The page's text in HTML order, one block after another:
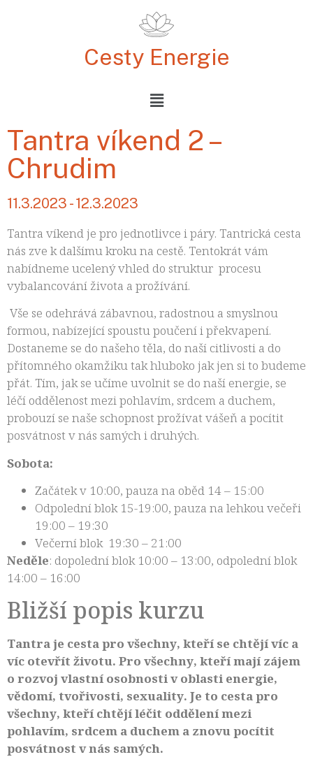
Cesty Energie
Tantra víkend 2 –
Chrudim
11.3.2023 - 12.3.2023
Tantra víkend je pro jednotlivce i páry. Tantrická cesta
nás zve k dalšímu kroku na cestě. Tentokrát vám
nabídneme ucelený vhled do struktur procesu
vybalancování života a prožívání.
Vše se odehrává zábavnou, radostnou a smyslnou
formou, nabízející spoustu poučení i překvapení.
Dostaneme se do našeho těla, do naší citlivosti a do
přítomného okamžiku tak hluboko jak jen si to budeme
přát. Tím, jak se učíme uvolnit se do naší energie, se
léčí oddělenost mezi pohlavím, srdcem a duchem,
probouzí se naše schopnost prožívat vášeň a pocítit
posvátnost v nás samých i druhých.
Sobota:
Začátek v 10:00, pauza na oběd 14 – 15:00
Odpolední blok 15-19:00, pauza na lehkou večeři
19:00 – 19:30
Večerní blok 19:30 – 21:00
Neděle: dopolední blok 10:00 – 13:00, odpolední blok
14:00 – 16:00
Bližší popis kurzu
Tantra je cesta pro všechny, kteří se chtějí víc a
víc otevřít životu. Pro všechny, kteří mají zájem
o rozvoj vlastní osobnosti v oblasti energie,
vědomí, tvořivosti, sexuality. Je to cesta pro
všechny, kteří chtějí léčit oddělení mezi
pohlavím, srdcem a duchem a znovu pocítit
posvátnost v nás samých.